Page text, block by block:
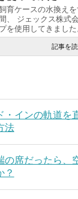
育ケースの水換え
、 ジェックス株式
を使用してきました
記事を
・インの軌道を
法
の席だったら、
？